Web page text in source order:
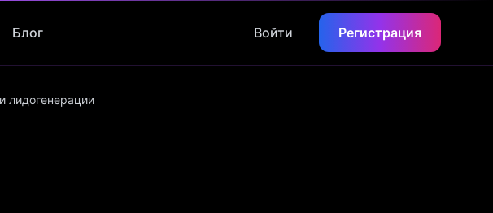
Блог Войти Регистрация
лидогенерации